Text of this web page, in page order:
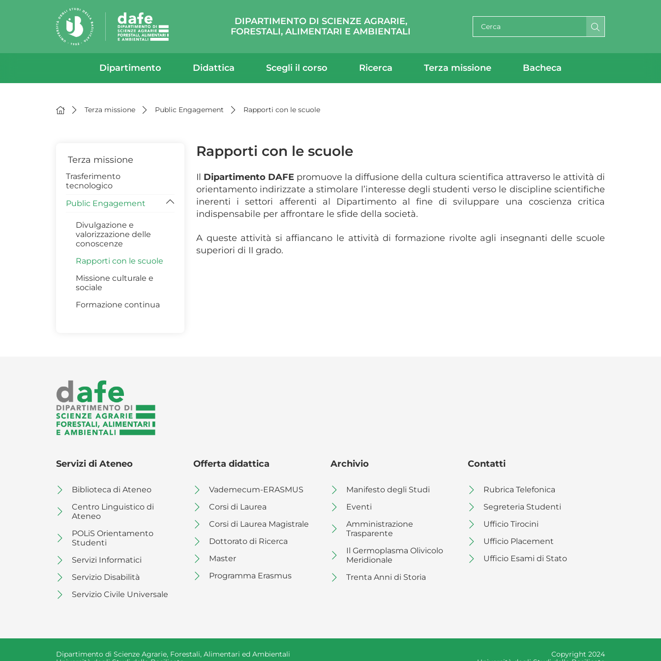
DIPARTIMENTO DI SCIENZE AGRARIE,
FORESTALI, ALIMENTARI E AMBIENTALI
Dipartimento Didattica Scegli il corso Ricerca Terza missione Bacheca
Terza missione Public Engagement Rapporti con le scuole
Rapporti con le scuole
Il Dipartimento DAFE promuove la diffusione della cultura scientifica attraverso le attività di
orientamento indirizzate a stimolare l’interesse degli studenti verso le discipline scientifiche
inerenti i settori afferenti al Dipartimento al fine di sviluppare una coscienza critica
indispensabile per affrontare le sfide della società.
A queste attività si affiancano le attività di formazione rivolte agli insegnanti delle scuole
superiori di II grado.
Terza missione
Trasferimento
tecnologico
Public Engagement
Divulgazione e
valorizzazione delle
conoscenze
Rapporti con le scuole
Missione culturale e
sociale
Formazione continua
Servizi di Ateneo
Biblioteca di Ateneo
Centro Linguistico di
Ateneo
POLiS Orientamento
Studenti
Servizi Informatici
Servizio Disabilità
Servizio Civile Universale
Offerta didattica
Vademecum-ERASMUS
Corsi di Laurea
Corsi di Laurea Magistrale
Dottorato di Ricerca
Master
Programma Erasmus
Archivio
Manifesto degli Studi
Eventi
Amministrazione
Trasparente
Il Germoplasma Olivicolo
Meridionale
Trenta Anni di Storia
Contatti
Rubrica Telefonica
Segreteria Studenti
Ufficio Tirocini
Ufficio Placement
Ufficio Esami di Stato
Dipartimento di Scienze Agrarie, Forestali, Alimentari ed Ambientali
Copyright 2024